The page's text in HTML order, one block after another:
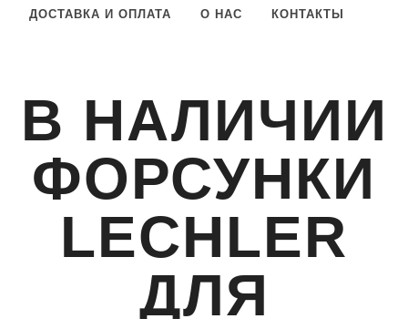
ДОСТАВКА И ОПЛАТА О НАС КОНТАКТЫ
В НАЛИЧИИ
ФОРСУНКИ
LECHLER
ДЛЯ